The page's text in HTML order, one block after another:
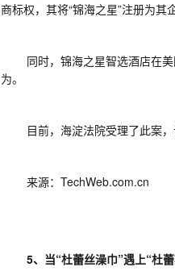
商标权，其将“锦海之星”注册为其
同时，锦海之星智选酒店在
为。
目前，海淀法院受理了此案
来源： TechWeb.com.cn
5、当“杜蕾丝澡巾”遇上“杜